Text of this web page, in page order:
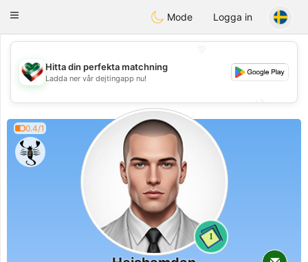
KuwaitChat
Toggle
Mode Logga in
💖
💕
💕
Hitta din perfekta matchning
Ladda ner vår dejtingapp nu!
0.4/1
1